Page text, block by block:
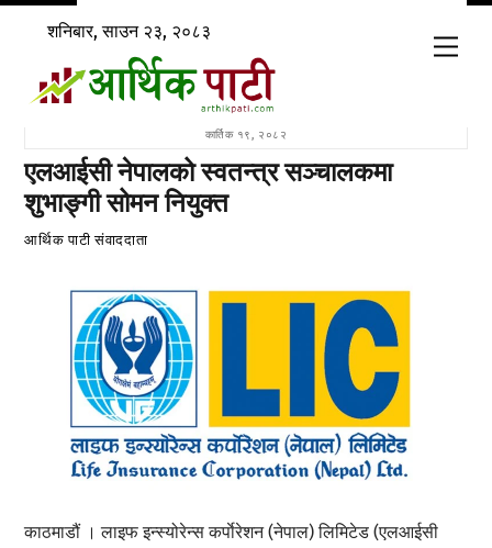
Skip
content
शनिबार, साउन २३, २०८३
कार्तिक १९, २०८२
एलआईसी नेपालको स्वतन्त्र सञ्चालकमा
शुभाङ्गी सोमन नियुक्त
आर्थिक पाटी संवाददाता
काठमाडौं । लाइफ इन्स्योरेन्स कर्पाेरेशन (नेपाल) लिमिटेड (एलआईसी